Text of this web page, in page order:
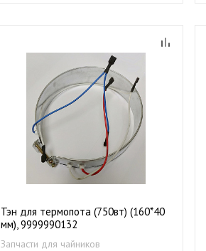
Тэн для термопота (750вт) (160*40
мм), 9999990132
Запчасти для чайников